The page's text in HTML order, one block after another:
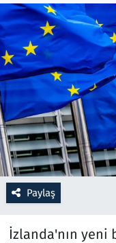
Paylaş
İzlanda'nın yeni
Oyun
Ramazan
Resmi İlanlar
Rüya Tabirleri
Sağlık
Savunma